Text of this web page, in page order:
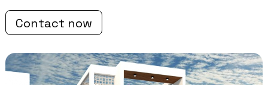
Contact now